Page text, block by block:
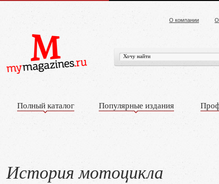
О компании
Полный каталог Популярные издания
История мотоцикла